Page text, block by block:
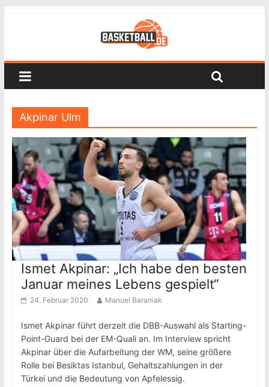
Akpinar Ulm
Ismet Akpinar: „Ich habe den besten
Januar meines Lebens gespielt“
24. Februar 2020 Manuel Baraniak
Ismet Akpinar führt derzeit die DBB-Auswahl als Starting-
Point-Guard bei der EM-Quali an. Im Interview spricht
Akpinar über die Aufarbeitung der WM, seine größere
Rolle bei Besiktas Istanbul, Gehaltszahlungen in der
Türkei und die Bedeutung von Apfelessig.